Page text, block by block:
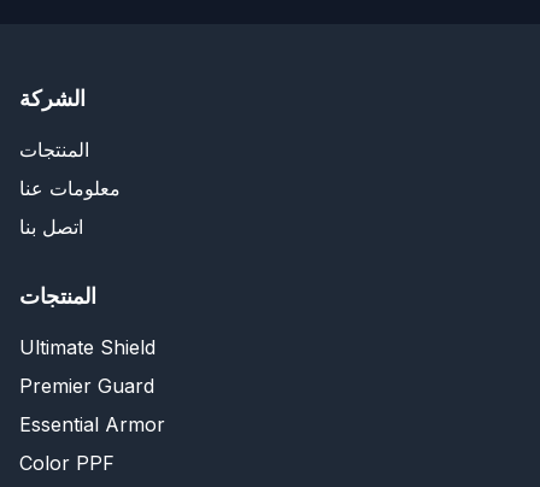
الشركة
المنتجات
معلومات عنا
اتصل بنا
المنتجات
Ultimate Shield
Premier Guard
Essential Armor
Color PPF